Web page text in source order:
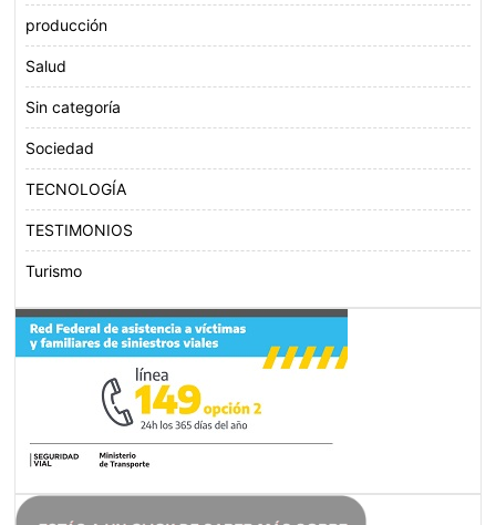
producción
Salud
Sin categoría
Sociedad
TECNOLOGÍA
TESTIMONIOS
Turismo